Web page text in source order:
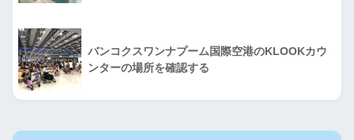
バンコクスワンナプーム国際空港のKLOOKカウ
ンターの場所を確認する